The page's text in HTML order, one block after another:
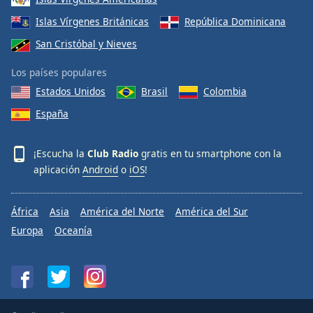
Islas Vírgenes Británicas
República Dominicana
San Cristóbal y Nieves
Los países populares
Estados Unidos
Brasil
Colombia
España
¡Escucha la Club Radio gratis en tu smartphone con la
aplicación Android o iOS!
África Asia América del Norte
América del Sur
Europa
Oceanía